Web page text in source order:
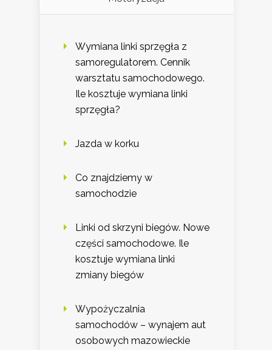
Wymiana linki sprzęgła z
samoregulatorem. Cennik
warsztatu samochodowego.
Ile kosztuje wymiana linki
sprzęgła?
Jazda w korku
Co znajdziemy w
samochodzie
Linki od skrzyni biegów. Nowe
części samochodowe. Ile
kosztuje wymiana linki
zmiany biegów
Wypożyczalnia
samochodów – wynajem aut
osobowych mazowieckie